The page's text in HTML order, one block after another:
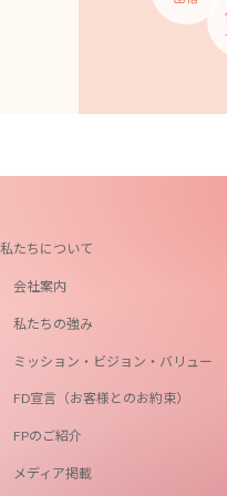
私たちについて
会社案内
私たちの強み
ミッション・ビジョン・バリュー
FD宣言（お客様とのお約束）
FPのご紹介
メディア掲載